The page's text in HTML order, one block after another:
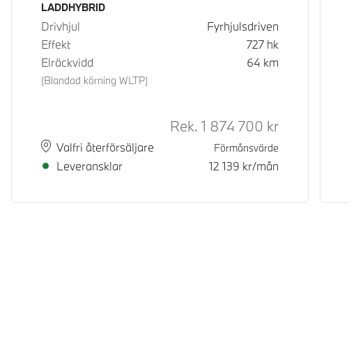
Bränsle
LADDHYBRID
Drivhjul
Fyrhjulsdriven
Effekt
727 hk
Elräckvidd
(Blandad körning WLTP)
64 km
PlatsValfri återförsäljare
Leveranstid
Leveransklar
Rek. ord pris
Rek. 1 874 700 kr
Förmånsvärde
12 139 kr/mån